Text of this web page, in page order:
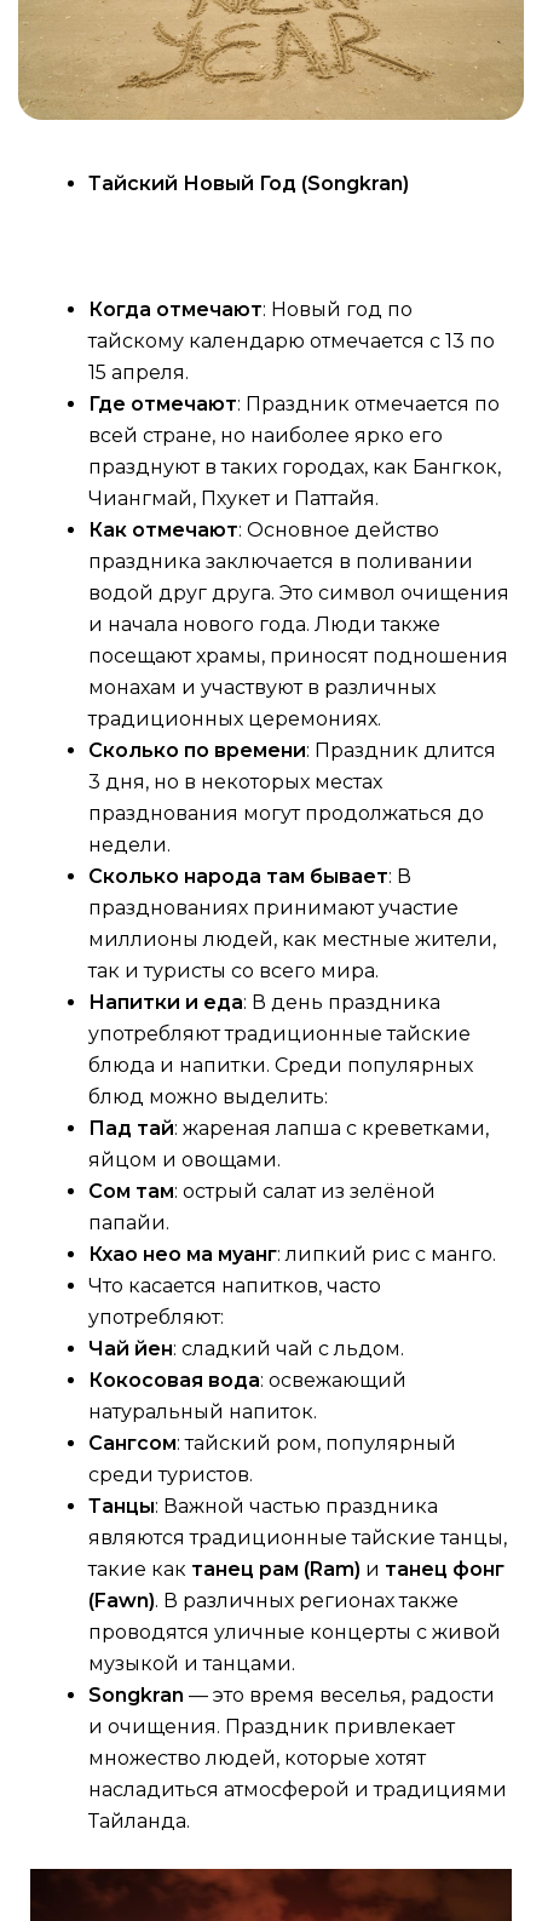
Тайский Новый Год (Songkran)
Когда отмечают: Новый год по
тайскому календарю отмечается с 13 по
15 апреля.
Где отмечают: Праздник отмечается по
всей стране, но наиболее ярко его
празднуют в таких городах, как Бангкок,
Чиангмай, Пхукет и Паттайя.
Как отмечают: Основное действо
праздника заключается в поливании
водой друг друга. Это символ очищения
и начала нового года. Люди также
посещают храмы, приносят подношения
монахам и участвуют в различных
традиционных церемониях.
Сколько по времени: Праздник длится
3 дня, но в некоторых местах
празднования могут продолжаться до
недели.
Сколько народа там бывает: В
празднованиях принимают участие
миллионы людей, как местные жители,
так и туристы со всего мира.
Напитки и еда: В день праздника
употребляют традиционные тайские
блюда и напитки. Среди популярных
блюд можно выделить:
Пад тай: жареная лапша с креветками,
яйцом и овощами.
Сом там: острый салат из зелёной
папайи.
Кхао нео ма муанг: липкий рис с манго.
Что касается напитков, часто
употребляют:
Чай йен: сладкий чай с льдом.
Кокосовая вода: освежающий
натуральный напиток.
Сангсом: тайский ром, популярный
среди туристов.
Танцы: Важной частью праздника
являются традиционные тайские танцы,
такие как танец рам (Ram) и танец фонг
(Fawn). В различных регионах также
проводятся уличные концерты с живой
музыкой и танцами.
Songkran — это время веселья, радости
и очищения. Праздник привлекает
множество людей, которые хотят
насладиться атмосферой и традициями
Тайланда.